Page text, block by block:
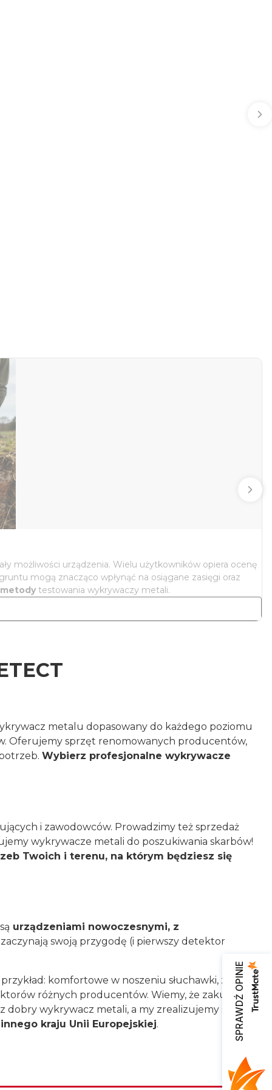
możliwości urządzenia. Wielu użytkowników opiera ocenę
mogą znacząco wpłynąć na osiągane zasięgi oraz
testowania wykrywaczy metali.
metalu dopasowany do każdego poziomu
Oferujemy sprzęt renomowanych producentów,
Wybierz profesjonalne wykrywacze
i zawodowców. Prowadzimy też sprzedaż
wykrywacze metali do poszukiwania skarbów!
Twoich i terenu, na którym będziesz się
urządzeniami nowoczesnymi, z
swoją przygodę (i pierwszy detektor
komfortowe w noszeniu słuchawki, zestawy
różnych producentów. Wiemy, że zakupy
dobry wykrywacz metali, a my zrealizujemy szybką
kraju Unii Europejskiej. SPRAWDŹ OPINIE